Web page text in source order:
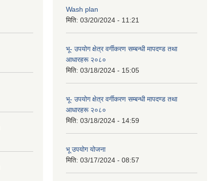
Wash plan
मिति: 03/20/2024 - 11:21
भू- उपयोग क्षेत्र वर्गीकरण सम्बन्धी मापदण्ड तथा
आधारहरू २०८०
मिति: 03/18/2024 - 15:05
भू- उपयोग क्षेत्र वर्गीकरण सम्बन्धी मापदण्ड तथा
आधारहरू २०८०
मिति: 03/18/2024 - 14:59
भू उपयोग योजना
मिति: 03/17/2024 - 08:57